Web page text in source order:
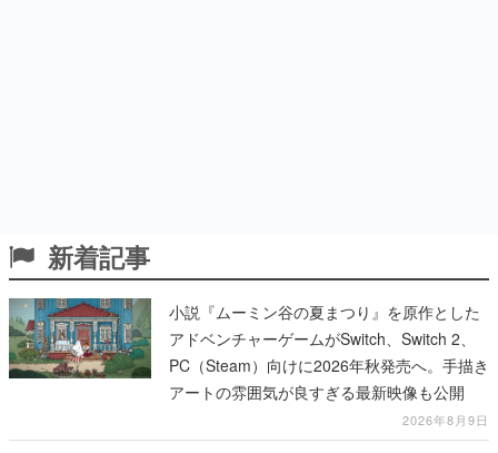
新着記事
小説『ムーミン谷の夏まつり』を原作とした
アドベンチャーゲームがSwitch、Switch 2、
PC（Steam）向けに2026年秋発売へ。手描き
アートの雰囲気が良すぎる最新映像も公開
2026年8月9日